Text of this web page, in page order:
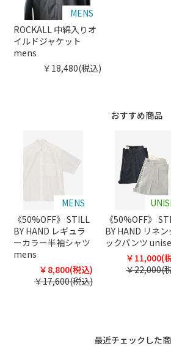
MENS
ROCKALL 中綿入りオ
イルドジャケット
mens
￥18,480(税込)
おすすめ商品
MENS
《50%OFF》 STILL
BY HAND レギュラ
ーカラー半袖シャツ
mens
￥8,800(税込)
￥17,600(税込)
《50%OFF》
BY HAND リネン
ックパンツ
￥11,000(
￥22,000(
最近チェックした